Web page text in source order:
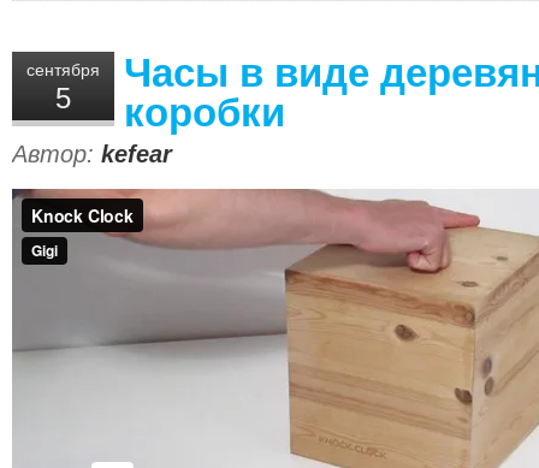
сентября
5
Часы в виде
коробки
Автор: kefear